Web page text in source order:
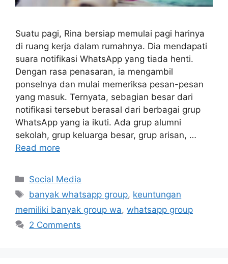
Suatu pagi, Rina bersiap memulai pagi harinya
di ruang kerja dalam rumahnya. Dia mendapati
suara notifikasi WhatsApp yang tiada henti.
Dengan rasa penasaran, ia mengambil
ponselnya dan mulai memeriksa pesan-pesan
yang masuk. Ternyata, sebagian besar dari
notifikasi tersebut berasal dari berbagai grup
WhatsApp yang ia ikuti. Ada grup alumni
sekolah, grup keluarga besar, grup arisan, …
Read more
Categories
Social Media
Tags
banyak whatsapp group, keuntungan
memiliki banyak group wa, whatsapp group
2 Comments